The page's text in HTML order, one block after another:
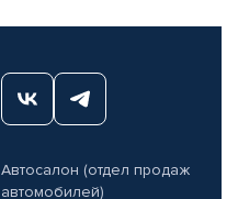
Автосалон (отдел продаж
автомобилей)